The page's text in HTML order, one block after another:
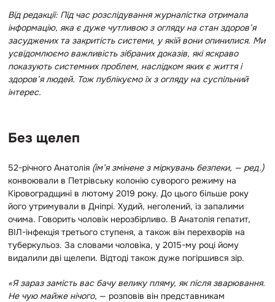
Від редакції: Під час розслідування журналістка отримала
інформацію, яка є дуже чутливою з огляду на стан здоров’я
засуджених та закритість системи, у якій вони опинилися. Ми
усвідомлюємо важливість зібраних доказів, які яскраво
показують системних проблем, наслідком яких є життя і
здоров’я людей. Тож публікуємо їх з огляду на суспільний
інтерес.
Без щелеп
52-річного Анатолія (ім’я змінене з міркувань безпеки, — ред.)
конвоювали в Петрівську колонію суворого режиму на
Кіровоградщині в лютому 2019 року. До цього більше року
його утримували в Дніпрі. Худий, неголений, із запалими
очима. Говорить чоловік нерозбірливо. В Анатолія гепатит,
ВІЛ-інфекція третього ступеня, а також він перехворів на
туберкульоз. За словами чоловіка, у 2015-му році йому
видалили дві щелепи. Відтоді також дуже погіршився зір.
«Я зараз замість вас бачу велику пляму, як після зварювання.
Не чую майже нічого, — розповів він представникам